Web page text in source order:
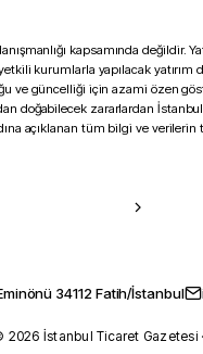
kapsamında değildir.
kurumlarla yapılacak yatırım
ve güncelliği için azami özen
doğabilecek zararlardan
açıklanan tüm bilgi ve verilerin
34112 Fatih/İstanbul
2026 İstanbul Ticaret Gazetesi ·